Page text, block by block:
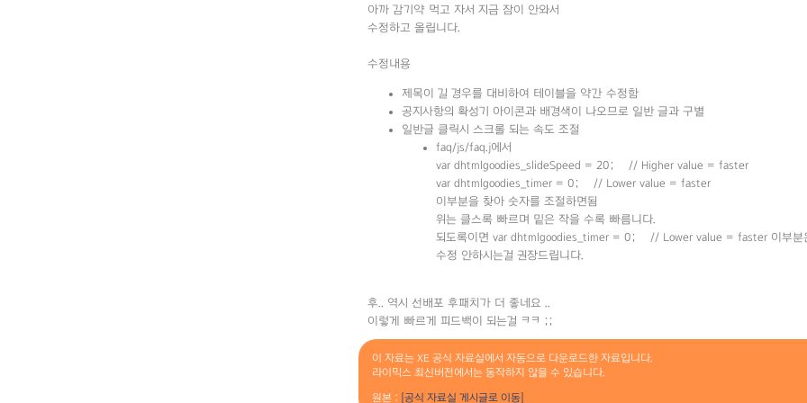
아까 감기약 먹고 자서 지금 잠이 안와서
수정하고 올립니다.
수정내용
제목이 길 경우를 대비하여 테이블을 약간 수정함
공지사항의 확성기 아이콘과 배경색이 나오므로 일반 글과 구별
일반글 클릭시 스크롤 되는 속도 조절
faq/js/faq.j에서
var dhtmlgoodies_slideSpeed = 20; // Higher value = faster
var dhtmlgoodies_timer = 0; // Lower value = faster
이부분을 찾아 숫자를 조절하면됨
위는 클스록 빠르며 밑은 작을 수록 빠름니다.
되도록이면 var dhtmlgoodies_timer = 0; // Lower value = faster 이부분
수정 안하시는걸 권장드립니다.
후.. 역시 선배포 후패치가 더 좋네요 ..
이렇게 빠르게 피드백이 되는걸 ㅋㅋ ;;
이 자료는 XE 공식 자료실에서 자동으로 다운로드한 자료입니다.
라이믹스 최신버전에서는 동작하지 않을 수 있습니다.
원본 : [공식 자료실 게시글로 이동]